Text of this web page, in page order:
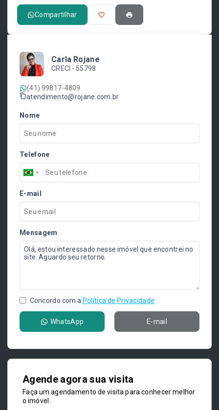
Compartilhar
Carla Rojane
CRECI - 55798
(41) 99817-4809
atendimento@rojane.com.br
Nome
Telefone
E-mail
Mensagem
Concordo com a Política de Privacidade
WhatsApp E-mail
Agende agora sua visita
Faça um agendamento de visita para conhecer melhor
o imóvel.